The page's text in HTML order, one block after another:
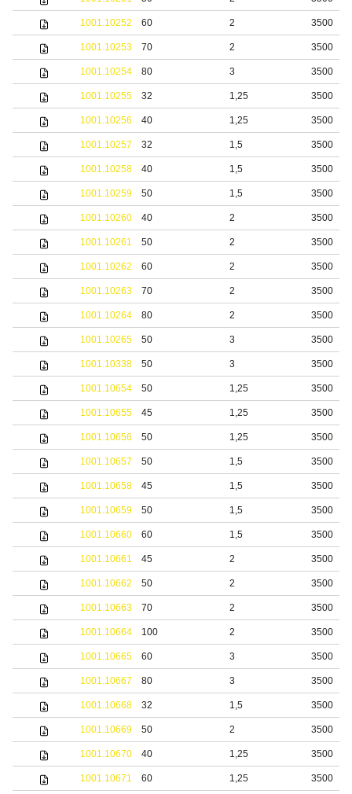
1001.10252 60 2 3500
1001.10253 70 2 3500
1001.10254 80 3 3500
1001.10255 32 1,25 3500
1001.10256 40 1,25 3500
1001.10257 32 1,5 3500
1001.10258 40 1,5 3500
1001.10259 50 1,5 3500
1001.10260 40 2 3500
1001.10261 50 2 3500
1001.10262 60 2 3500
1001.10263 70 2 3500
1001.10264 80 2 3500
1001.10265 50 3 3500
1001.10338 50 3 3500
1001.10654 50 1,25 3500
1001.10655 45 1,25 3500
1001.10656 50 1,25 3500
1001.10657 50 1,5 3500
1001.10658 45 1,5 3500
1001.10659 50 1,5 3500
1001.10660 60 1,5 3500
1001.10661 45 2 3500
1001.10662 50 2 3500
1001.10663 70 2 3500
1001.10664 100 2 3500
1001.10665 60 3 3500
1001.10667 80 3 3500
1001.10668 32 1,5 3500
1001.10669 50 2 3500
1001.10670 40 1,25 3500
1001.10671 60 1,25 3500